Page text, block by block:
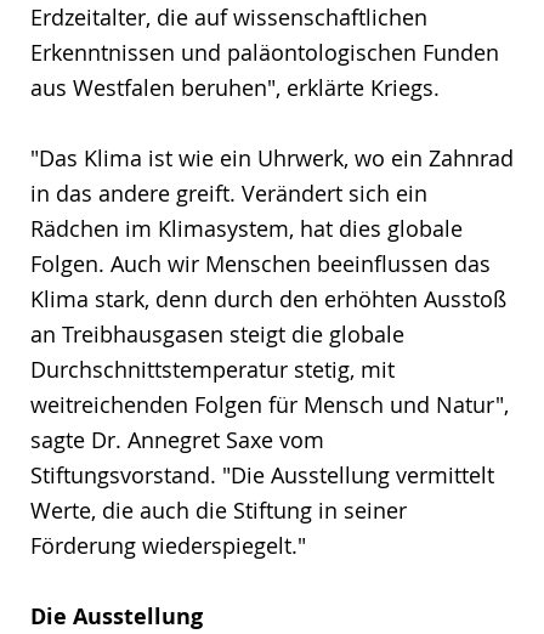
Erdzeitalter, die auf wissenschaftlichen
Erkenntnissen und paläontologischen Funden
aus Westfalen beruhen", erklärte Kriegs.
"Das Klima ist wie ein Uhrwerk, wo ein Zahnrad
in das andere greift. Verändert sich ein
Rädchen im Klimasystem, hat dies globale
Folgen. Auch wir Menschen beeinflussen das
Klima stark, denn durch den erhöhten Ausstoß
an Treibhausgasen steigt die globale
Durchschnittstemperatur stetig, mit
weitreichenden Folgen für Mensch und Natur",
sagte Dr. Annegret Saxe vom
Stiftungsvorstand. "Die Ausstellung vermittelt
Werte, die auch die Stiftung in seiner
Förderung wiederspiegelt."
Die Ausstellung